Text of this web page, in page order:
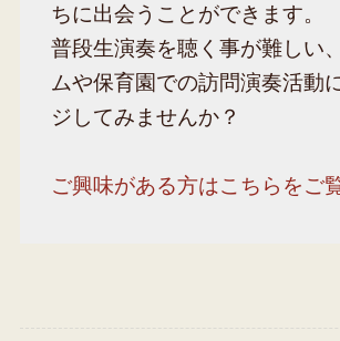
ちに出会うことができます。
普段生演奏を聴く事が難しい
ムや保育園での訪問演奏活動
ジしてみませんか？
ご興味がある方はこちらをご